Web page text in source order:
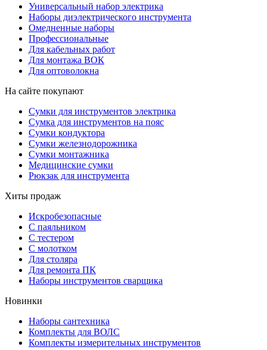
Универсальный набор электрика
Наборы диэлектрического инструмента
Омедненные наборы
Профессиональные
Для кабельных работ
Для монтажа ВОК
Для оптоволокна
На сайте покупают
Сумки для инструментов электрика
Сумка для инструментов на пояс
Сумки кондуктора
Сумки железнодорожника
Сумки монтажника
Медицинские сумки
Рюкзак для инструмента
Хиты продаж
Искробезопасные
С паяльником
С тестером
С молотком
Для столяра
Для ремонта ПК
Наборы инструментов сварщика
Новинки
Наборы сантехника
Комплекты для ВОЛС
Комплекты измерительных инструментов